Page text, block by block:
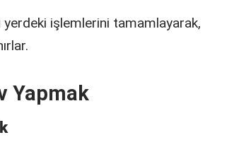
yerdeki işlemlerini tamamlayarak,
Yapmak